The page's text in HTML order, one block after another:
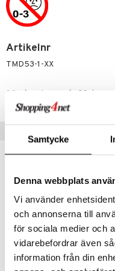
Samtycke
Denna webbplats
Vi använder
och annonserna till
för sociala medier och
vidarebefordrar även
information från din
Artikelnr
TMD53-1-XX
Lägsta pris senaste 30
Pony
Patrol
& Findus
Mario